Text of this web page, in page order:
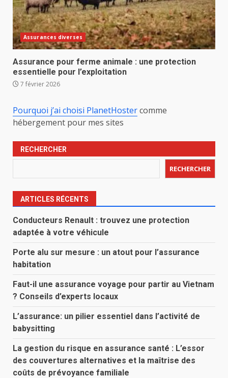
Assurances diverses
Assurance pour ferme animale : une protection
essentielle pour l’exploitation
7 février 2026
Pourquoi j’ai choisi PlanetHostercomme
hébergement pour mes sites
RECHERCHER
RECHERCHER
ARTICLES RÉCENTS
Conducteurs Renault : trouvez une protection
adaptée à votre véhicule
Porte alu sur mesure : un atout pour l’assurance
habitation
Faut-il une assurance voyage pour partir au Vietnam
? Conseils d’experts locaux
L’assurance: un pilier essentiel dans l’activité de
babysitting
La gestion du risque en assurance santé : L’essor
des couvertures alternatives et la maîtrise des
coûts de prévoyance familiale